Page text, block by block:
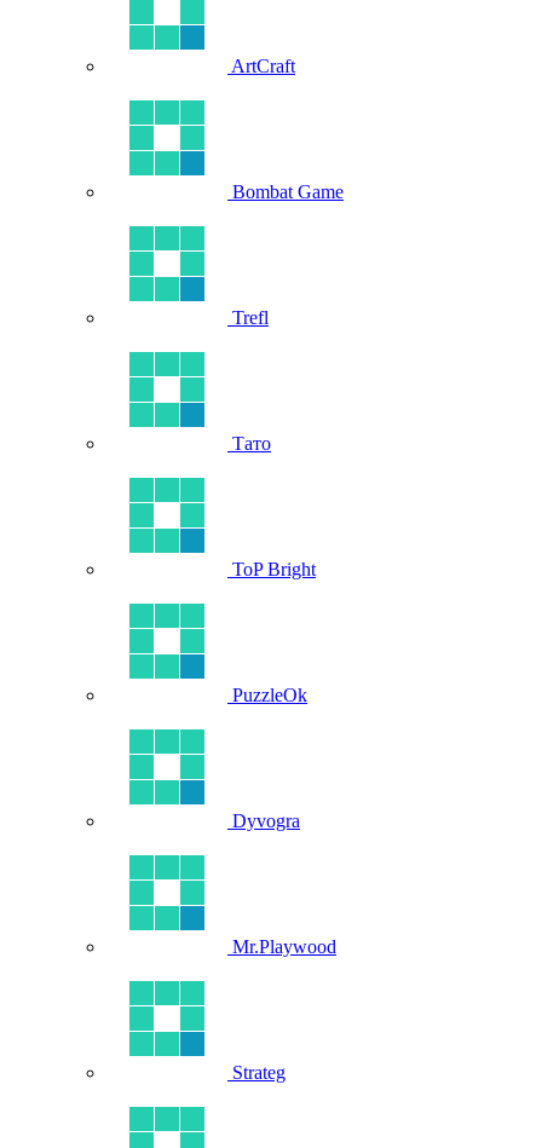
ArtCraft
Bombat Game
Trefl
Тато
ToP Bright
PuzzleOk
Dyvogra
Mr.Playwood
Strateg